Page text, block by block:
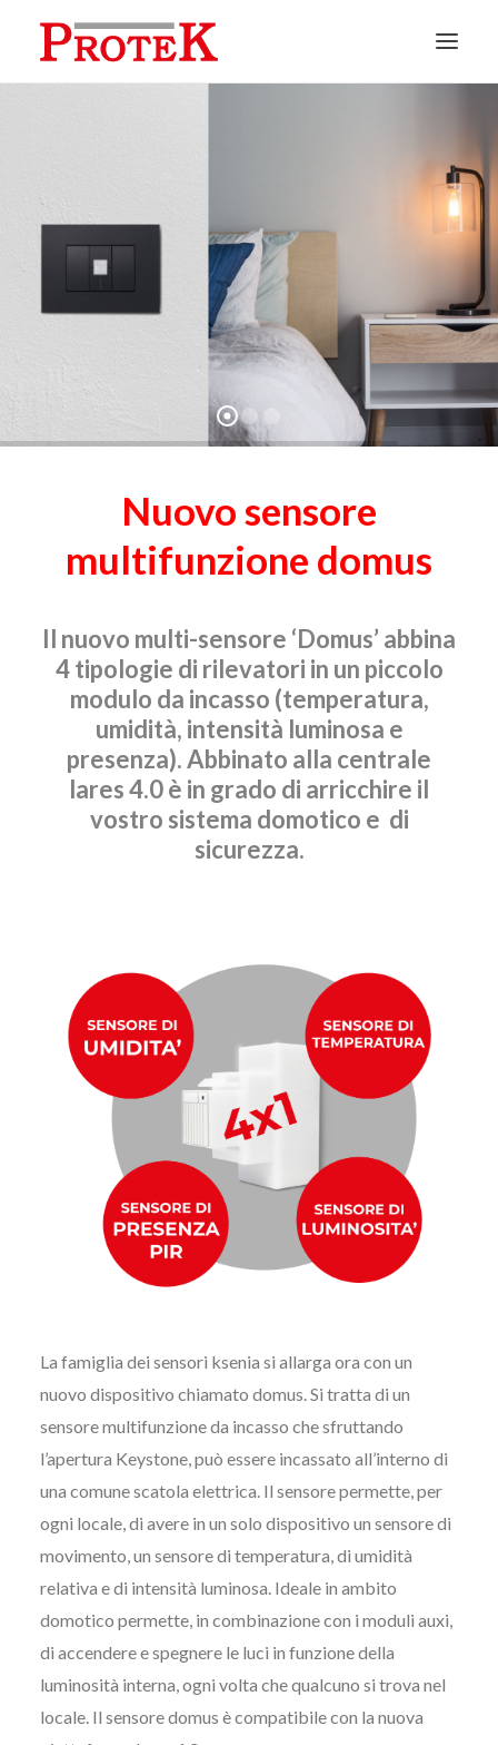
SOLUZIONI
NEWS
CONTATTI
ASSISTENZA
Nuovo sensore
multifunzione domus
Il nuovo multi-sensore ‘Domus’ abbina
4 tipologie di rilevatori in un piccolo
modulo da incasso (temperatura,
umidità, intensità luminosa e
presenza). Abbinato alla centrale
lares 4.0 è in grado di arricchire il
vostro sistema domotico e di
sicurezza.
La famiglia dei sensori ksenia si allarga ora con un
nuovo dispositivo chiamato domus. Si tratta di un
sensore multifunzione da incasso che sfruttando
l’apertura Keystone, può essere incassato all’interno di
una comune scatola elettrica. Il sensore permette, per
ogni locale, di avere in un solo dispositivo un sensore di
movimento, un sensore di temperatura, di umidità
relativa e di intensità luminosa. Ideale in ambito
domotico permette, in combinazione con i moduli auxi,
di accendere e spegnere le luci in funzione della
luminosità interna, ogni volta che qualcuno si trova nel
locale. Il sensore domus è compatibile con la nuova